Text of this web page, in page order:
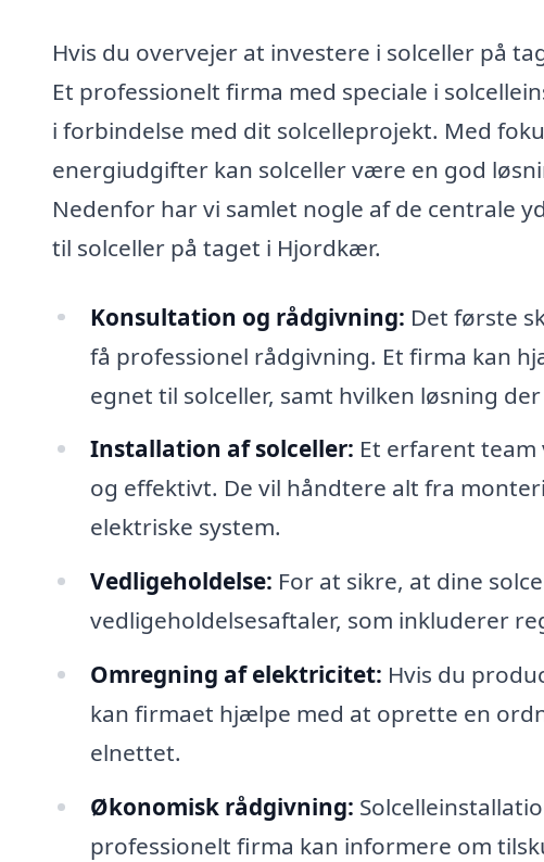
Hvis du overvejer at investere i solceller på
Et professionelt firma med speciale i
i forbindelse med dit solcelleprojekt. Med
energiudgifter kan solceller være en god
Nedenfor har vi samlet nogle af de centrale
til solceller på taget i Hjordkær.
Konsultation og rådgivning: Det første
få professionel rådgivning. Et firma kan
egnet til solceller, samt hvilken løsning
Installation af solceller: Et erfarent
og effektivt. De vil håndtere alt fra
elektriske system.
Vedligeholdelse: For at sikre, at dine
vedligeholdelsesaftaler, som inkluderer
Omregning af elektricitet: Hvis du
kan firmaet hjælpe med at oprette en
elnettet.
Økonomisk rådgivning:
professionelt firma kan informere om